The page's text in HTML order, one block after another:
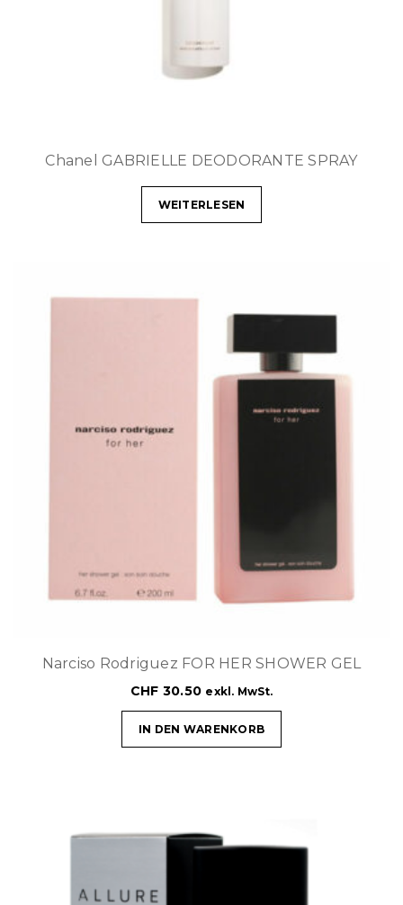
Chanel GABRIELLE DEODORANTE SPRAY
WEITERLESEN
Narciso Rodriguez FOR HER SHOWER GEL
CHF 30.50 exkl. MwSt.
IN DEN WARENKORB